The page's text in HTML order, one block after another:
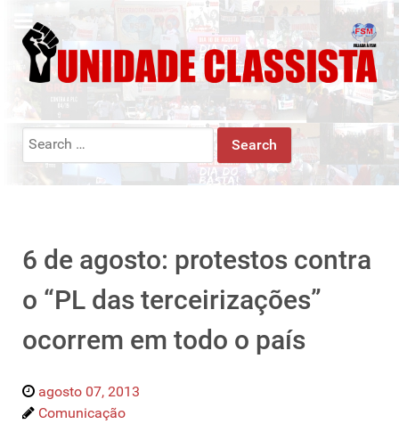
Search
6 de agosto: protestos contra
o “PL das terceirizações”
ocorrem em todo o país
agosto 07, 2013
Comunicação